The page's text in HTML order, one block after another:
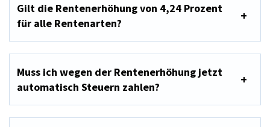
Gilt die Rentenerhöhung von 4,24 Prozent
für alle Rentenarten?
Muss ich wegen der Rentenerhöhung jetzt
automatisch Steuern zahlen?